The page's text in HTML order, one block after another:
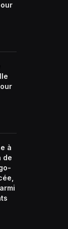
à
de